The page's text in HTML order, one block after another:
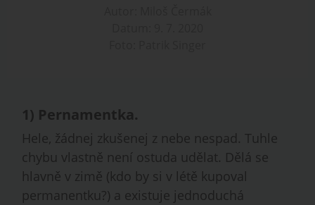
1) Pernamentka.
Hele, žádnej zkušenej z nebe nespad. Tuhle
chybu vlastně není ostuda udělat. Dělá se
hlavně v zimě (kdo by si v létě kupoval
permanentku?) a existuje jednoduchá